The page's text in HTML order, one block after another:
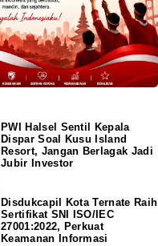
PWI Halsel Sentil Kepala
Dispar Soal Kusu Island
Resort, Jangan Berlagak Jadi
Jubir Investor
Disdukcapil Kota Ternate Raih
Sertifikat SNI ISO/IEC
27001:2022, Perkuat
Keamanan Informasi